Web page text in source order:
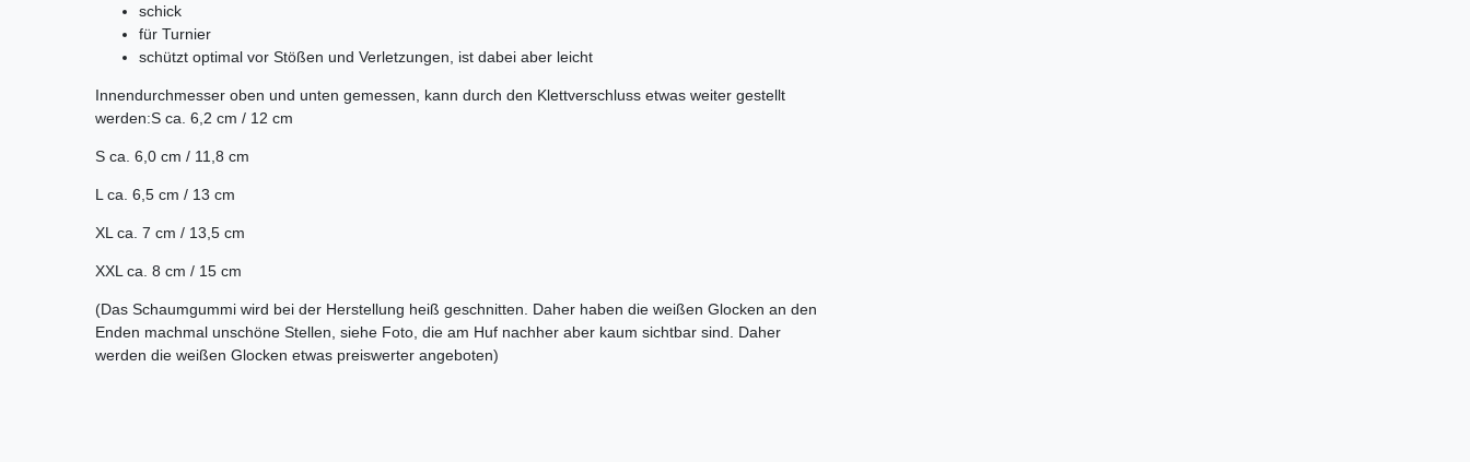
schick
für Turnier
schützt optimal vor Stößen und Verletzungen, ist dabei aber leicht
Innendurchmesser oben und unten gemessen, kann durch den Klettverschluss etwas weiter gestellt
werden:S ca. 6,2 cm / 12 cm
S ca. 6,0 cm / 11,8 cm
L ca. 6,5 cm / 13 cm
XL ca. 7 cm / 13,5 cm
XXL ca. 8 cm / 15 cm
(Das Schaumgummi wird bei der Herstellung heiß geschnitten. Daher haben die weißen Glocken an den
Enden machmal unschöne Stellen, siehe Foto, die am Huf nachher aber kaum sichtbar sind. Daher
werden die weißen Glocken etwas preiswerter angeboten)